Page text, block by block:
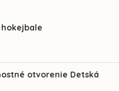
otvorenie Detská